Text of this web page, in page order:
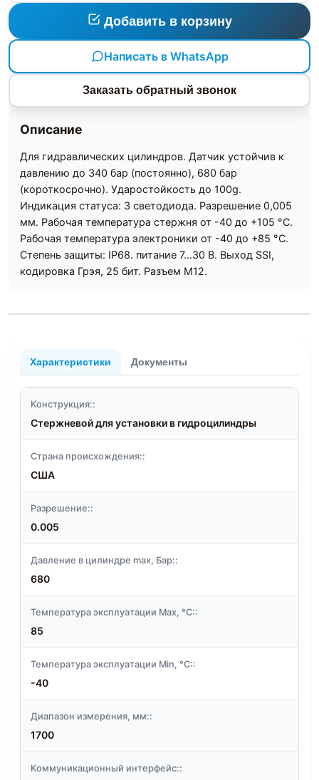
Добавить в корзину
Написать в WhatsApp
Заказать обратный звонок
Описание
Для гидравлических цилиндров. Датчик устойчив к
давлению до 340 бар (постоянно), 680 бар
(короткосрочно). Ударостойкость до 100g.
Индикация статуса: 3 светодиода. Разрешение 0,005
мм. Рабочая температура стержня от -40 до +105 °C.
Рабочая температура электроники от -40 до +85 °C.
Степень защиты: IP68. питание 7…30 В. Выход SSI,
кодировка Грэя, 25 бит. Разъем M12.
Характеристики Документы
Конструкция::
Стержневой для установки в гидроцилиндры
Страна происхождения::
США
Разрешение::
0.005
Давление в цилиндре max, Бар::
680
Температура эксплуатации Max, °C::
85
Температура эксплуатации Min, °C::
-40
Диапазон измерения, мм::
1700
Коммуникационный интерфейс::